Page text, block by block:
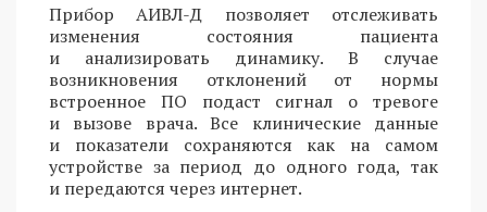
Прибор АИВЛ-Д позволяет отслеживать
изменения состояния пациента
и анализировать динамику. В случае
возникновения отклонений от нормы
встроенное ПО подаст сигнал о тревоге
и вызове врача. Все клинические данные
и показатели сохраняются как на самом
устройстве за период до одного года, так
и передаются через интернет.